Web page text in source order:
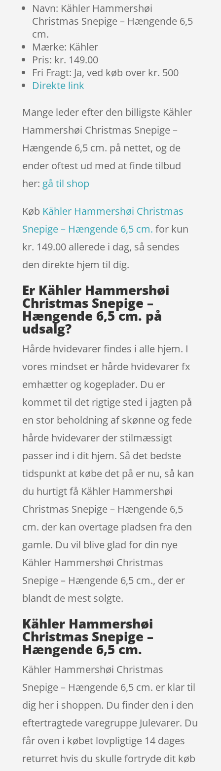
Navn: Kähler Hammershøi
Christmas Snepige – Hængende 6,5
cm.
Mærke: Kähler
Pris: kr. 149.00
Fri Fragt: Ja, ved køb over kr. 500
Direkte link
Mange leder efter den billigste Kähler
Hammershøi Christmas Snepige –
Hængende 6,5 cm. på nettet, og de
ender oftest ud med at finde tilbud
her: gå til shop
Køb Kähler Hammershøi Christmas
Snepige – Hængende 6,5 cm. for kun
kr. 149.00 allerede i dag, så sendes
den direkte hjem til dig.
Er Kähler Hammershøi
Christmas Snepige –
Hængende 6,5 cm. på
udsalg?
Hårde hvidevarer findes i alle hjem. I
vores mindset er hårde hvidevarer fx
emhætter og kogeplader. Du er
kommet til det rigtige sted i jagten på
en stor beholdning af skønne og fede
hårde hvidevarer der stilmæssigt
passer ind i dit hjem. Så det bedste
tidspunkt at købe det på er nu, så kan
du hurtigt få Kähler Hammershøi
Christmas Snepige – Hængende 6,5
cm. der kan overtage pladsen fra den
gamle. Du vil blive glad for din nye
Kähler Hammershøi Christmas
Snepige – Hængende 6,5 cm., der er
blandt de mest solgte.
Kähler Hammershøi
Christmas Snepige –
Hængende 6,5 cm.
Kähler Hammershøi Christmas
Snepige – Hængende 6,5 cm. er klar til
dig her i shoppen. Du finder den i den
eftertragtede varegruppe Julevarer. Du
får oven i købet lovpligtige 14 dages
returret hvis du skulle fortryde dit køb